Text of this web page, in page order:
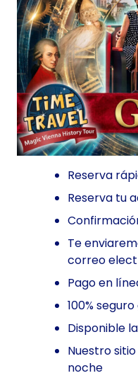
Reserva
Reserva tu
Te
correo
Pago en
100%
Disponible
Nuestro
noche